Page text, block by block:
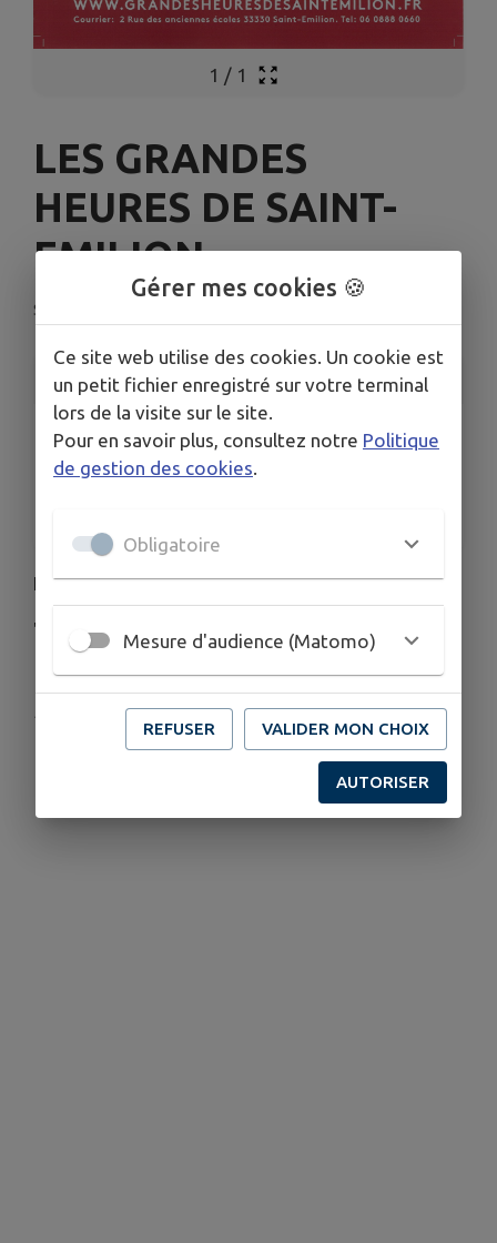
1 / 1
LES GRANDES
HEURES DE SAINT-
EMILION
Saint-Émilion
INFORMATIONS PRATIQUES
LIEU
LES GRANDES HEURES DE SAINT-EMILION
"Musique et Vin dans les châteaux"
Publié par Mairie de Saint-Emilion
Gérer mes cookies 🍪
Ce site web utilise des cookies. Un cookie est
un petit fichier enregistré sur votre terminal
lors de la visite sur le site.
Pour en savoir plus, consultez notre Politique
de gestion des cookies.
Obligatoire
Mesure d'audience (Matomo)
REFUSER VALIDER MON CHOIX
AUTORISER